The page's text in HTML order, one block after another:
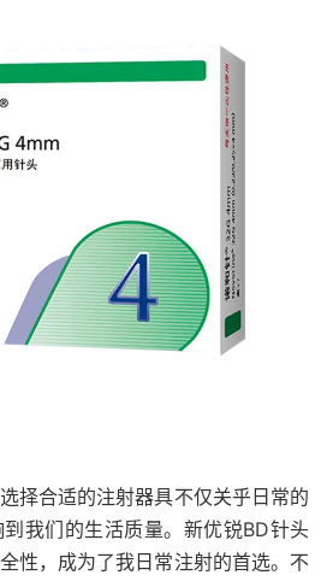
择合适的注射器具不仅关乎日常的
我们的生活质量。新优锐BD针头
性，成为了我日常注射的首选。不